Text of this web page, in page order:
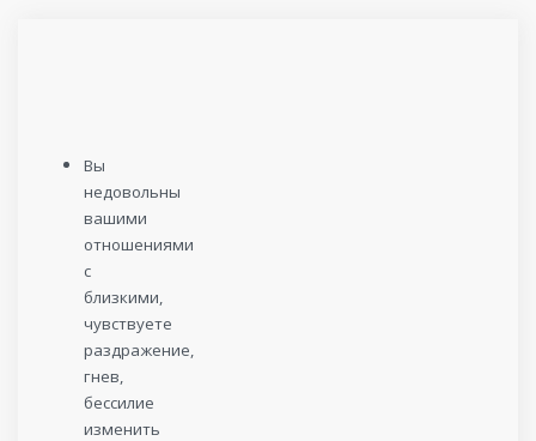
Вы
недовольны
вашими
отношениями
с
близкими,
чувствуете
раздражение,
гнев,
бессилие
изменить